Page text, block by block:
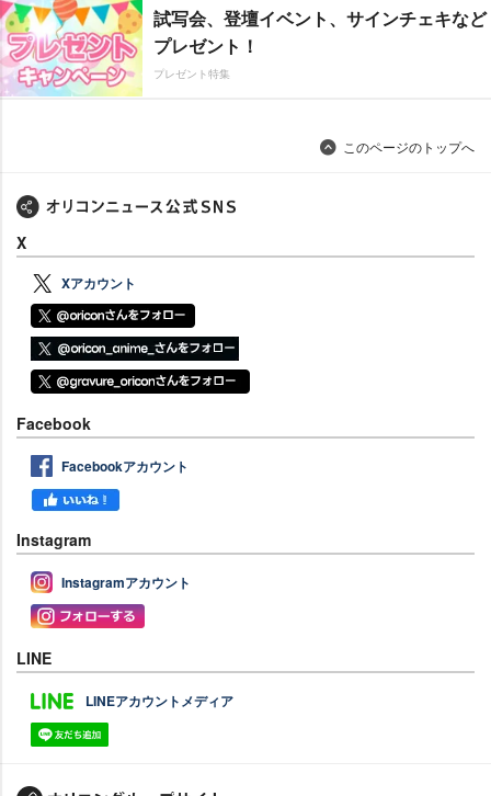
試写会、登壇イベント、サインチェキなど
プレゼント！
プレゼント特集
このページのトップへ
X
Xアカウント
Facebook
Facebookアカウント
Instagram
Instagramアカウント
LINE
LINEアカウントメディア